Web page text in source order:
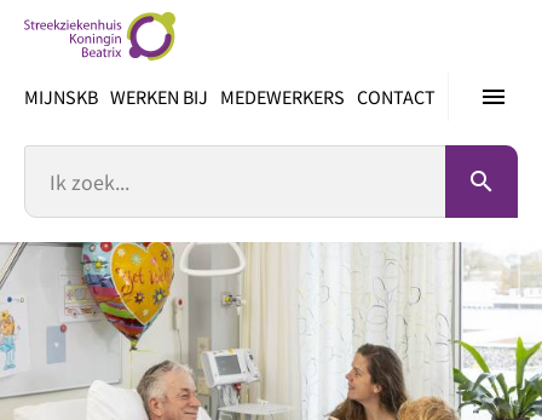
inhoud
menu
MIJNSKB WERKEN BIJ MEDEWERKERS CONTACT
search